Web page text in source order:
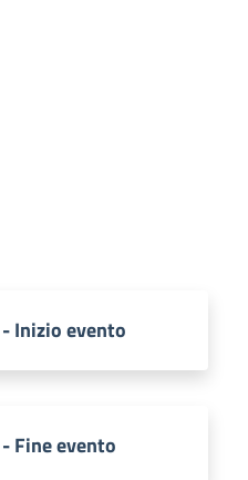
Inizio evento
Fine evento